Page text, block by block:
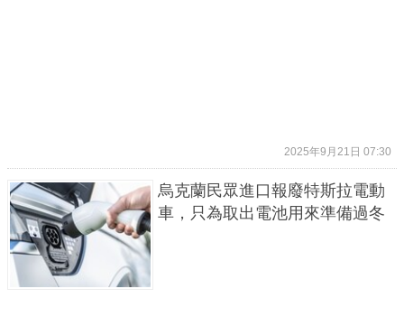
2025年9月21日 07:30
烏克蘭民眾進口報廢特斯拉電動
車，只為取出電池用來準備過冬